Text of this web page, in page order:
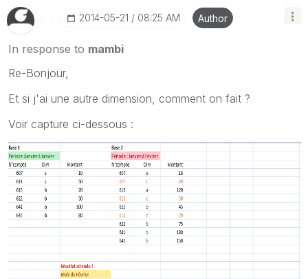
‎2014-05-21 08:25 AM Author
In response to mambi
Re-Bonjour,
Et si j'ai une autre dimension, comment on fait ?
Voir capture ci-dessous :